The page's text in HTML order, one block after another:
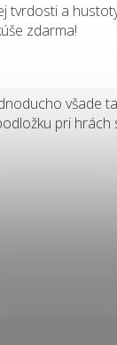
tvrdosti a
zdarma!
všade
pri